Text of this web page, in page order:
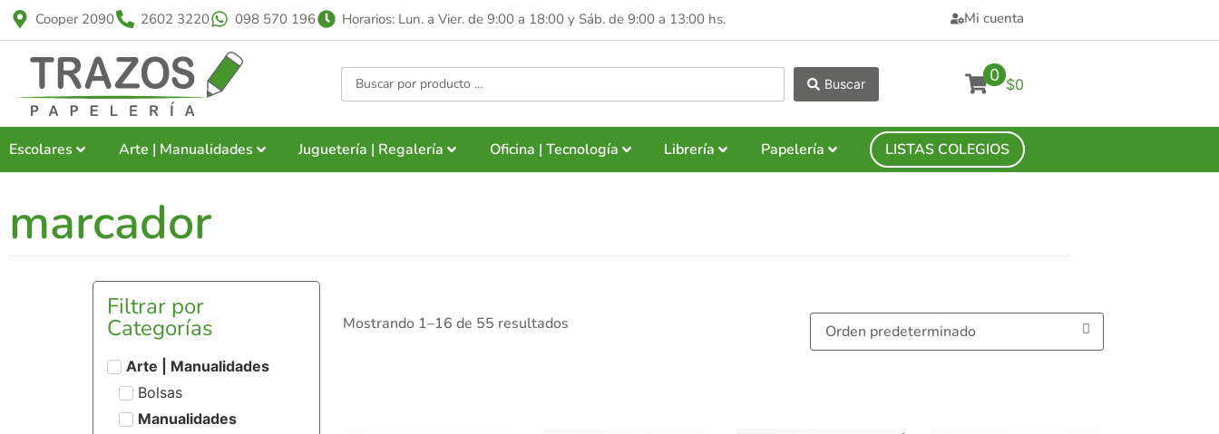
Cooper 2090 2602 3220 098 570 196 Horarios: Lun. a Vier. de 9:00 a 18:00 y Sáb. de 9:00 a 13:00 hs. Mi cuenta
Buscar 0 $0
Escolares Arte | Manualidades Juguetería | Regalería Oficina | Tecnología Librería Papelería LISTAS COLEGIOS
marcador
Filtrar por
Categorías
Arte | Manualidades
Bolsas
Manualidades
Mostrando 1–16 de 55 resultados